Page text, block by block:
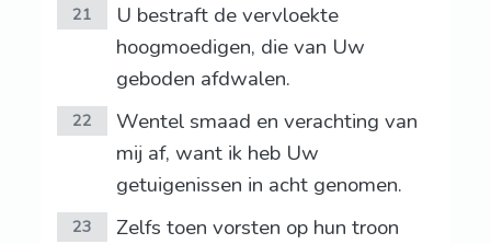
21
U bestraft de vervloekte
hoogmoedigen, die van Uw
geboden afdwalen.
22
Wentel smaad en verachting van
mij af, want ik heb Uw
getuigenissen in acht genomen.
23
Zelfs toen vorsten op hun troon